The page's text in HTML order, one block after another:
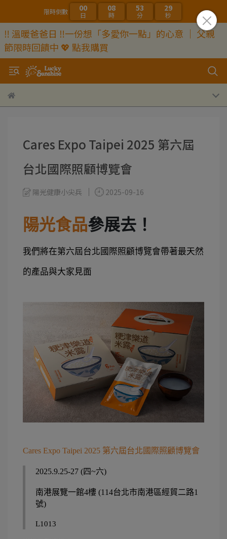
限時倒數 00
日
08
時
53
分
29
秒
‼️ 溫暖爸爸日 ‼️一份想「多愛你一點」的心意 ｜ 父親
節限時回饋中 💖 點我購買
Cares Expo Taipei 2025 第六屆
台北國際照顧博覽會
陽光健康小尖兵 2025-09-16
陽光食品參展去！
我們將在第六屆台北國際照顧博覽會帶著最天然
的產品與大家見面
Cares Expo Taipei 2025 第六屆台北國際照顧博覽會
2025.9.25-27 (四~六)
南港展覽一館4樓 (114台北市南港區經貿二路1
號)
L1013